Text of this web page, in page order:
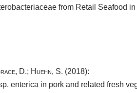
from Retail Seafood
D.; Huehn, S. (2018):
enterica in pork and related fresh